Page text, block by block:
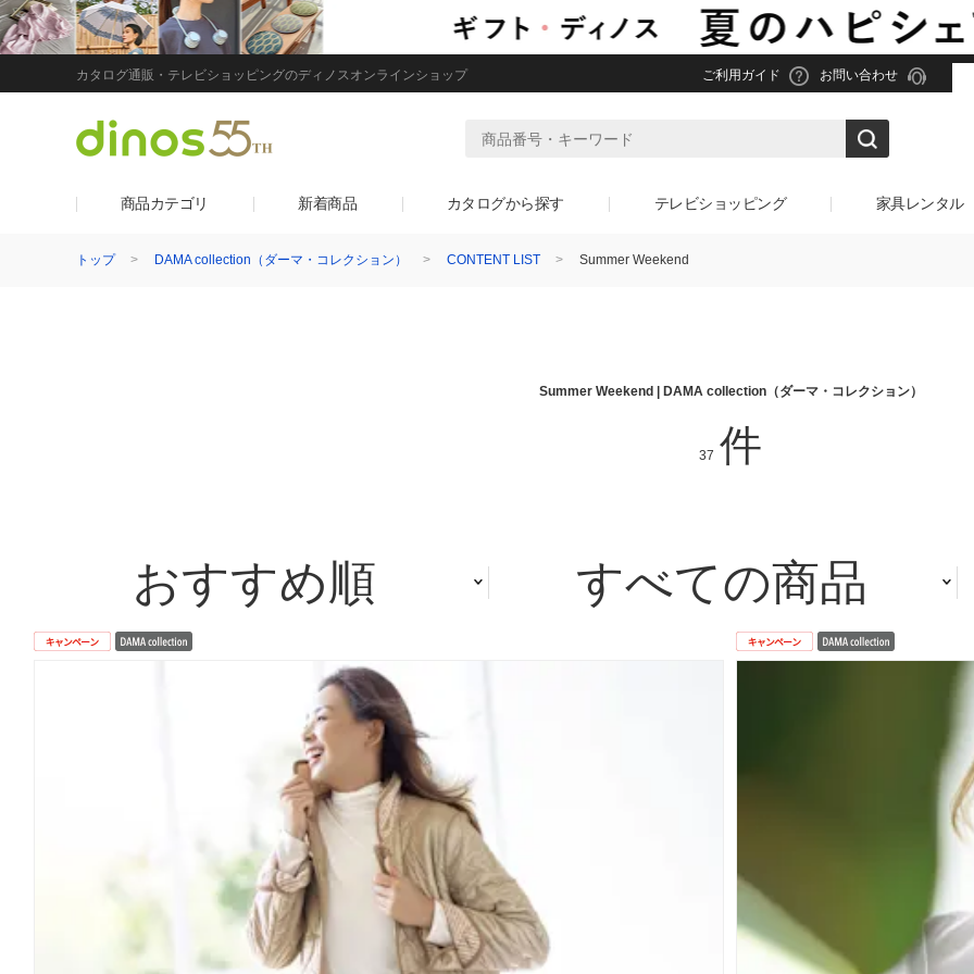
カタログ通販・テレビショッピングのディノスオンラインショップ ご利用ガイド お問い合わせ
商品カテゴリ 新着商品 カタログから探す テレビショッピング 家具レンタル
トップ DAMA collection（ダーマ・コレクション） CONTENT LIST Summer Weekend
Summer Weekend | DAMA collection（ダーマ・コレクション）
37 件
おすすめ順 すべての商品